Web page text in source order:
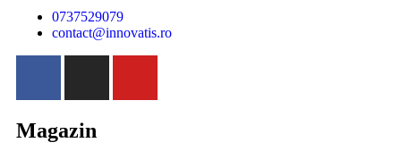
0737529079
contact@innovatis.ro
Magazin